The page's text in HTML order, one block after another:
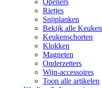
Openers
Rietjes
Snijplanken
Bekijk alle Keuken
Keukenschorten
Klokken
Magneten
Onderzetters
Wijn-accessoires
Toon alle artikelen